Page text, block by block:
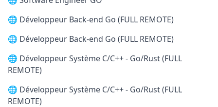
🌐 Développeur Back-end Go (FULL REMOTE)
🌐 Développeur Back-end Go (FULL REMOTE)
🌐 Développeur Système C/C++ - Go/Rust (FULL
REMOTE)
🌐 Développeur Système C/C++ - Go/Rust (FULL
REMOTE)